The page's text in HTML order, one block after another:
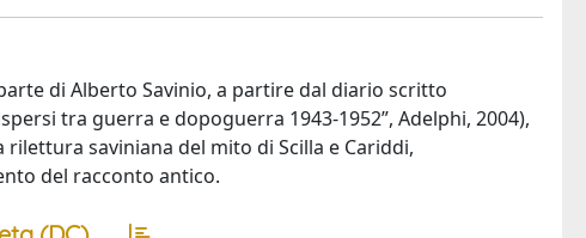
di Alberto Savinio, a partire dal diario scritto
tra guerra e dopoguerra 1943-1952”, Adelphi, 2004),
saviniana del mito di Scilla e Cariddi,
del racconto antico.